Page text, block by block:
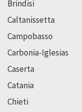
Brindisi
Caltanissetta
Campobasso
Carbonia-Iglesias
Caserta
Catania
Chieti